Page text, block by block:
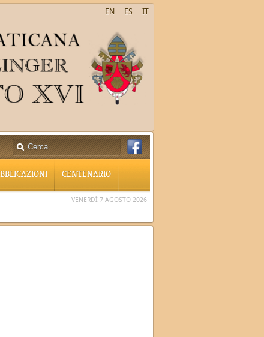
IT
ES
EN
CENTENARIO
VENERDÌ 7 AGOSTO 2026